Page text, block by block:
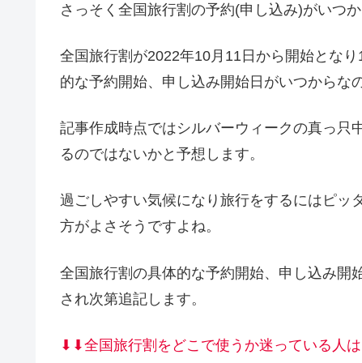
さっそく全国旅行割の予約(申し込み)がいつ
全国旅行割が2022年10月11日から開始とな
的な予約開始、申し込み開始日がいつからな
記事作成時点ではシルバーウィークの真っ只
るのではないかと予想します。
過ごしやすい気候になり旅行をするにはピッ
方がよさそうですよね。
全国旅行割の具体的な予約開始、申し込み開
され次第追記します。
⬇︎⬇︎全国旅行割をどこで使うか迷っている人